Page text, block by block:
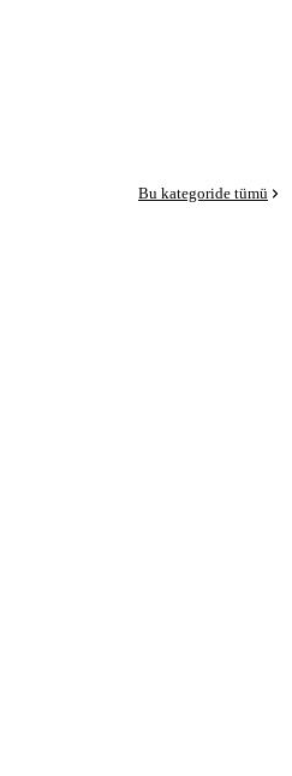
Bu kategoride tümü